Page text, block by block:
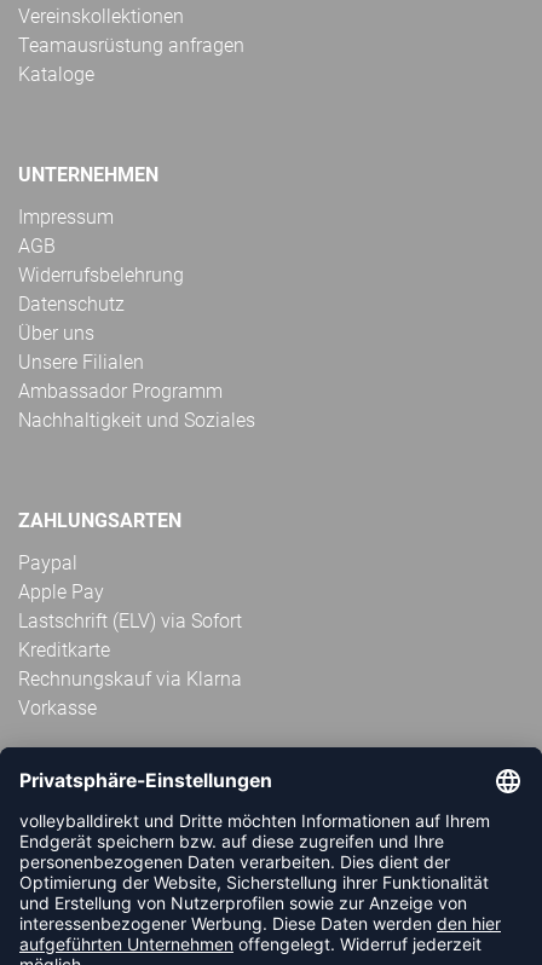
Vereinskollektionen
Teamausrüstung anfragen
Kataloge
UNTERNEHMEN
Impressum
AGB
Widerrufsbelehrung
Datenschutz
Über uns
Unsere Filialen
Ambassador Programm
Nachhaltigkeit und Soziales
ZAHLUNGSARTEN
Paypal
Apple Pay
Lastschrift (ELV) via Sofort
Kreditkarte
Rechnungskauf via Klarna
Vorkasse
ABONNIERE JETZT DEN KOSTENLOSEN
VOLLEYBALLDIREKT-NEWSLETTER UND VERPASSE KEINE
NEUIGKEIT ODER AKTION MEHR.
JETZT ANMELDEN